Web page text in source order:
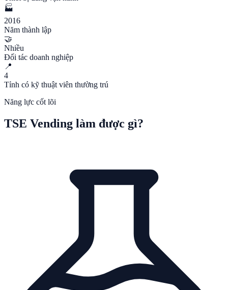
🏭
2016
Năm thành lập
🤝
Nhiều
Đối tác doanh nghiệp
📍
4
Tỉnh có kỹ thuật viên thường trú
Năng lực cốt lõi
TSE Vending làm được gì?